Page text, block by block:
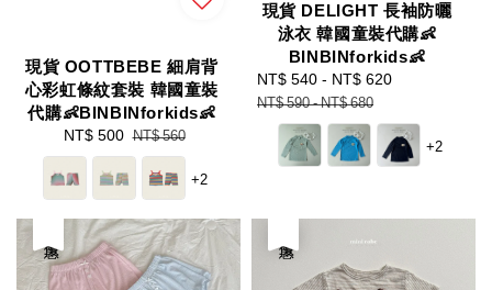
現貨 OOTTBEBE 細肩背
心彩虹條紋套裝 韓國童裝
代購👶BINBINforkids👶
Sale
price
NT$ 500 Regular
price
NT$ 560
+2
現貨 DELIGHT 長袖防曬
泳衣 韓國童裝代購👶
BINBINforkids👶
Sale
price
NT$ 540 - NT$ 620
NT$ 590-NT$ 680
+2